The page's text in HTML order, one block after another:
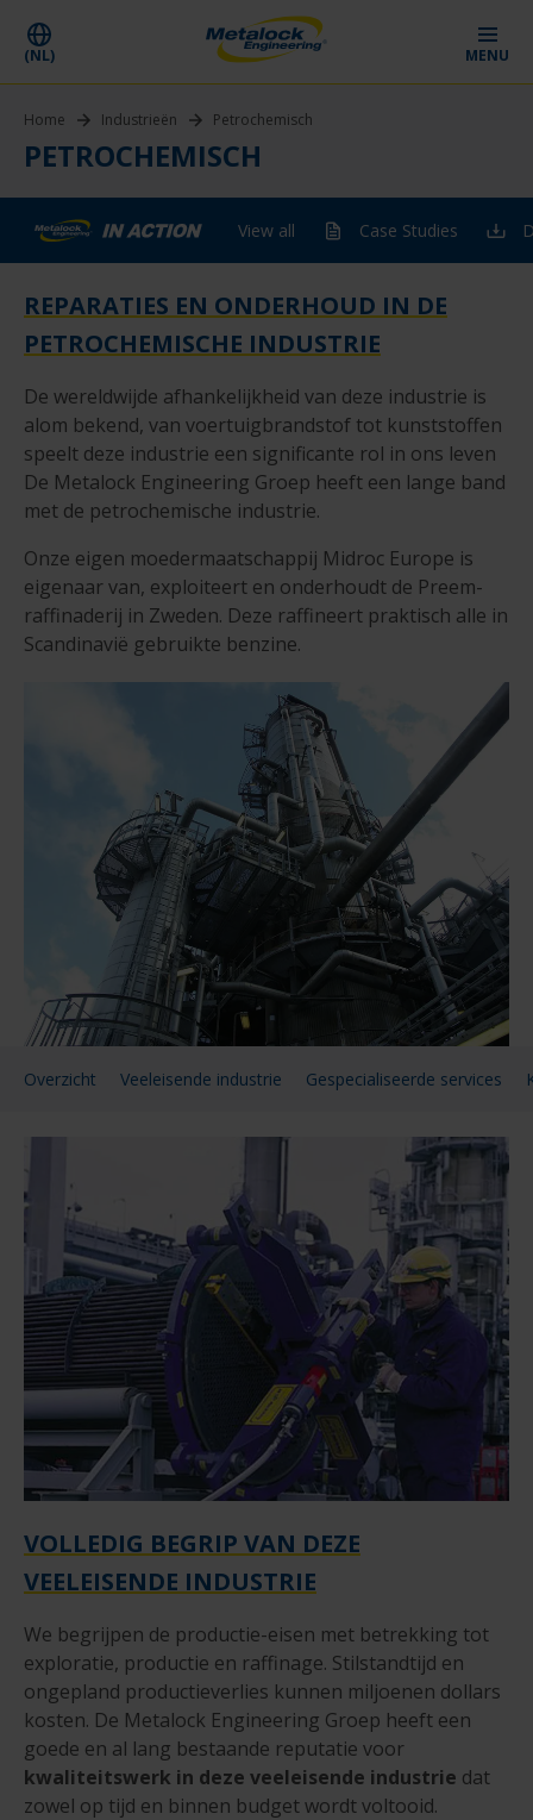
(NL) MENU
Home Industrieën Petrochemisch
PETROCHEMISCH
View all Case Studies
REPARATIES EN ONDERHOUD IN DE
PETROCHEMISCHE INDUSTRIE
De wereldwijde afhankelijkheid van deze industrie is
alom bekend, van voertuigbrandstof tot kunststoffen
speelt deze industrie een significante rol in ons leven
De Metalock Engineering Groep heeft een lange band
met de petrochemische industrie.
Onze eigen moedermaatschappij Midroc Europe is
eigenaar van, exploiteert en onderhoudt de Preem-
raffinaderij in Zweden. Deze raffineert praktisch alle in
Scandinavië gebruikte benzine.
Overzicht Veeleisende industrie Gespecialiseerde services
VOLLEDIG BEGRIP VAN DEZE
VEELEISENDE INDUSTRIE
We begrijpen de productie-eisen met betrekking tot
exploratie, productie en raffinage. Stilstandtijd en
ongepland productieverlies kunnen miljoenen dollars
kosten. De Metalock Engineering Groep heeft een
goede en al lang bestaande reputatie voor
kwaliteitswerk in deze veeleisende industrie dat
zowel op tijd en binnen budget wordt voltooid.